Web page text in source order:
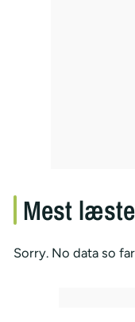
Mest
Sorry. No data so